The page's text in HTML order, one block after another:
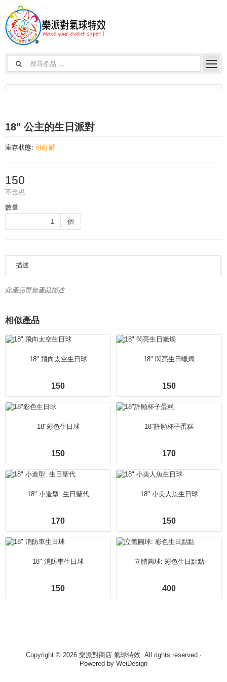
18" 公主的生日派對
庫存狀態: 可訂購
150
不含税
數量
個
描述
此產品暫無產品描述
相似產品
18" 飛向太空生日球
150
18" 閃亮生日蠟燭
150
18"彩色生日球
150
18"許願杯子蛋糕
170
18" 小造型: 生日聖代
170
18" 小美人魚生日球
150
18" 消防車生日球
150
立體圓球: 彩色生日點點
400
Copyright © 2026 樂派對商店 氣球特效. All rights reserved ·
Powered by WeiDesign